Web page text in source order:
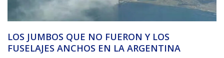
LOS JUMBOS QUE NO FUERON Y LOS
FUSELAJES ANCHOS EN LA ARGENTINA